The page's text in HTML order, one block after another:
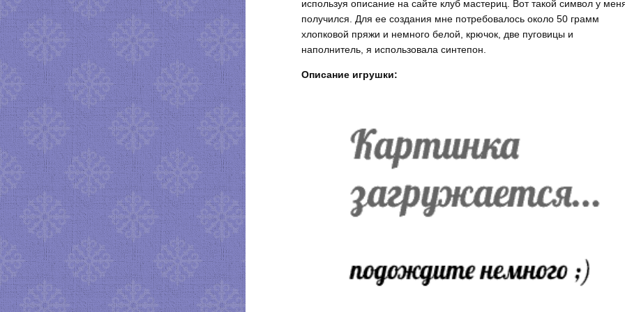
используя описание на сайте клуб мастериц. Вот такой символ у
получился. Для ее создания мне потребовалось около 50 грамм
хлопковой пряжи и немного белой, крючок, две пуговицы и
наполнитель, я использовала синтепон.
Описание игрушки: